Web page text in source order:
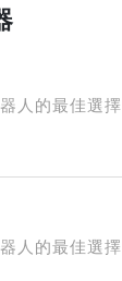
人的最佳選擇
人的最佳選擇